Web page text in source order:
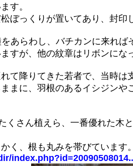
す。
ぼっくりが置いてあり、封印
あらわし、バチカンに来れ
すが、他の紋章はリボンにな
て降りてきた若者で、当時は
まに、羽根のあるイシジンや
くさん植えら、一番優れた木
く、根も丸みを帯びています。